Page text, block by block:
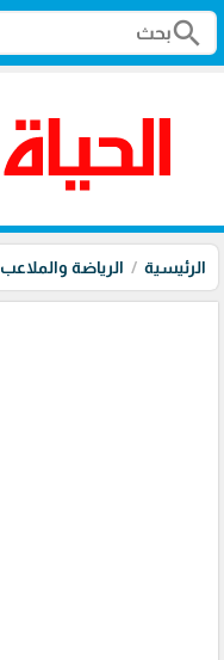
search
الرئيسية الرياضة والملاعب